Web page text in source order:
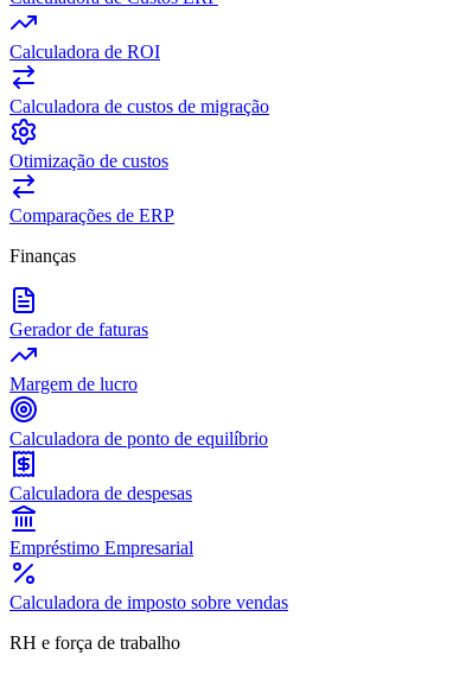
Calculadora de ROI
Calculadora de custos de migração
Otimização de custos
Comparações de ERP
Finanças
Gerador de faturas
Margem de lucro
Calculadora de ponto de equilíbrio
Calculadora de despesas
Empréstimo Empresarial
Calculadora de imposto sobre vendas
RH e força de trabalho